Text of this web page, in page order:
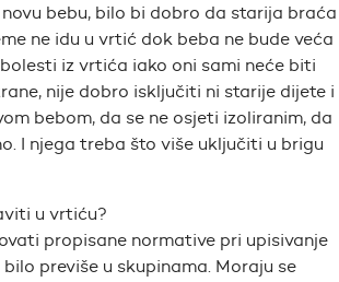
bebu, bilo bi dobro da starija braća
ne idu u vrtić dok beba ne bude veća
iz vrtića iako oni sami neće biti
nije dobro isključiti ni starije dijete i
bebom, da se ne osjeti izoliranim, da
I njega treba što više uključiti u brigu
u vrtiću?
propisane normative pri upisivanje
previše u skupinama. Moraju se